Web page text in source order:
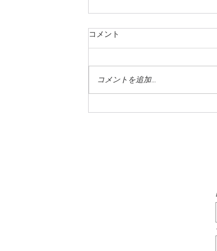
一面の銀世界です
コメント
コメントを追加…